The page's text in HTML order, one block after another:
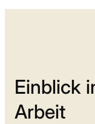
Einblick
Arbeit